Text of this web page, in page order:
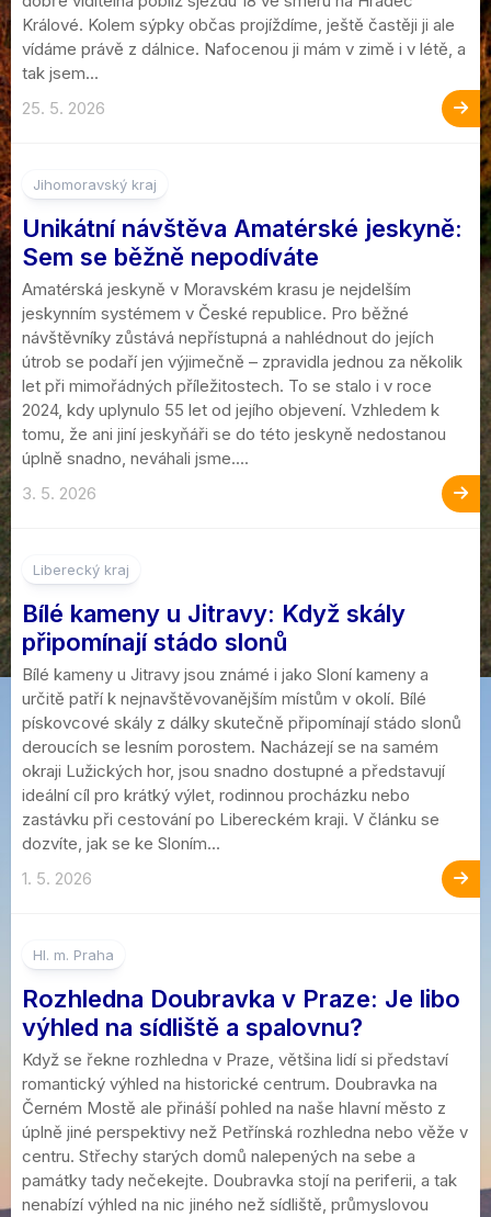
Králové. Kolem sýpky občas projíždíme, ještě častěji ji ale
vídáme právě z dálnice. Nafocenou ji mám v zimě i v létě, a
tak jsem...
25. 5. 2026
Jihomoravský kraj
Unikátní návštěva Amatérské jeskyně:
Sem se běžně nepodíváte
Amatérská jeskyně v Moravském krasu je nejdelším
jeskynním systémem v České republice. Pro běžné
návštěvníky zůstává nepřístupná a nahlédnout do jejích
útrob se podaří jen výjimečně – zpravidla jednou za několik
let při mimořádných příležitostech. To se stalo i v roce
2024, kdy uplynulo 55 let od jejího objevení. Vzhledem k
tomu, že ani jiní jeskyňáři se do této jeskyně nedostanou
úplně snadno, neváhali jsme....
3. 5. 2026
Liberecký kraj
Bílé kameny u Jitravy: Když skály
připomínají stádo slonů
Bílé kameny u Jitravy jsou známé i jako Sloní kameny a
určitě patří k nejnavštěvovanějším místům v okolí. Bílé
pískovcové skály z dálky skutečně připomínají stádo slonů
deroucích se lesním porostem. Nacházejí se na samém
okraji Lužických hor, jsou snadno dostupné a představují
ideální cíl pro krátký výlet, rodinnou procházku nebo
zastávku při cestování po Libereckém kraji. V článku se
dozvíte, jak se ke Sloním...
1. 5. 2026
Hl. m. Praha
Rozhledna Doubravka v Praze: Je libo
výhled na sídliště a spalovnu?
Když se řekne rozhledna v Praze, většina lidí si představí
romantický výhled na historické centrum. Doubravka na
Černém Mostě ale přináší pohled na naše hlavní město z
úplně jiné perspektivy než Petřínská rozhledna nebo věže v
centru. Střechy starých domů nalepených na sebe a
památky tady nečekejte. Doubravka stojí na periferii, a tak
nenabízí výhled na nic jiného než sídliště, průmyslovou